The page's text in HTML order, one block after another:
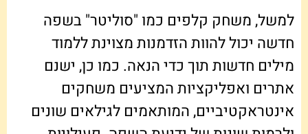
למשל, משחק קלפים כמו "סוליטר" בשפה
חדשה יכול להוות הזדמנות מצוינת ללמוד
מילים חדשות תוך כדי הנאה. כמו כן, ישנם
אתרים ואפליקציות המציעים משחקים
אינטראקטיביים, המותאמים לגילאים שונים